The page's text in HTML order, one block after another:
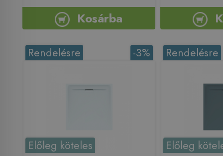
Kosárba
-3%
Rendelésre
Előleg köteles
Rendelésre
Előleg